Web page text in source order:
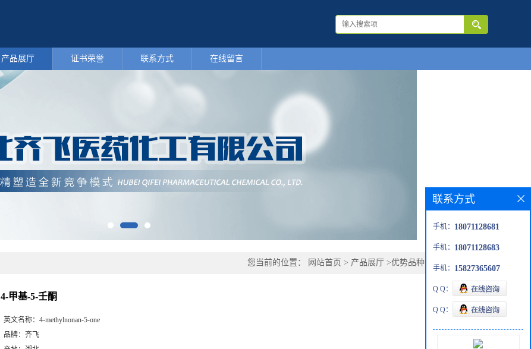
产品展厅 证书荣誉 联系方式 在线留言
您当前的位置： 网站首页 > 产品展厅 >优势品种 4-甲基-5-壬酮
4-甲基-5-壬酮
英文名称： 4-methylnonan-5-one
品牌： 齐飞
联系方式
手机： 18071128681
手机： 18071128683
手机： 15827365607
Q Q：
Q Q：